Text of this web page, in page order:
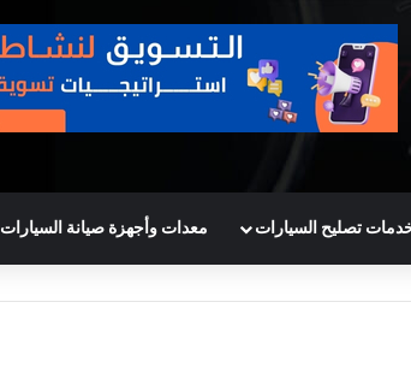
تصليح السيارات معدات وأجهزة صيانة السيارات